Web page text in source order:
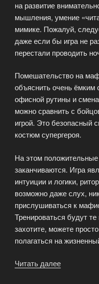
на развитие
мышления, умение
мимике. Пожалуй,
даже если бы игра не
перестали проводить
Помешательство на
объяснить очень ёмким
офисной рутины и
можно сравнить с
игрой. Это безопасный
костюм супергероя.
На этом
заканчиваются. Игра
интуиции и логики,
возможно даже слух,
прислушиваться к
Тренироваться будут
захотите, можете
полагаться на
Читать далее